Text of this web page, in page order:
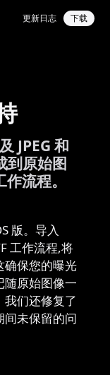
更新日志 下载
JPEG 和
到原始图
流程。
版。导入
工作流程,将
确保您的曝光
随原始图像一
们还修复了
间未保留的问